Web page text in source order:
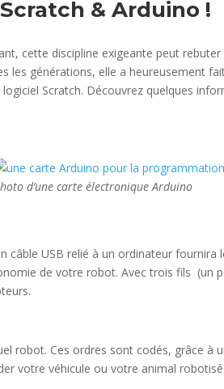
& Arduino !
cette discipline exigeante peut
les générations, elle a heureusement
Scratch. Découvrez quelques
d’une carte électronique Arduino
câble USB relié à un ordinateur fournira
de votre robot. Avec trois fils (un
robot. Ces ordres sont codés, grâce à
votre véhicule ou votre animal robotisé